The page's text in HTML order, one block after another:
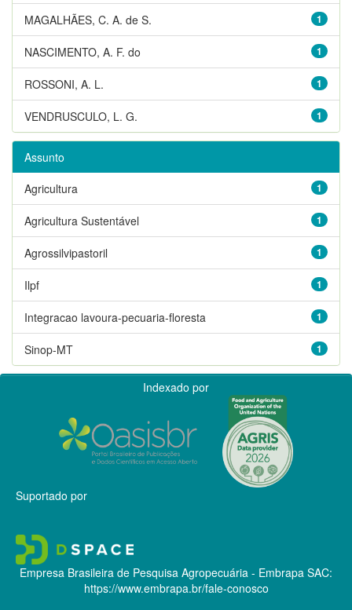
1
MAGALHÃES, C. A. de S.
1
NASCIMENTO, A. F. do
1
ROSSONI, A. L.
1
VENDRUSCULO, L. G.
Assunto
1
Agricultura
1
Agricultura Sustentável
1
Agrossilvipastoril
1
Ilpf
1
Integracao lavoura-pecuaria-floresta
1
Sinop-MT
Indexado por
Suportado por
Empresa Brasileira de Pesquisa Agropecuária - Embrapa SAC:
https://www.embrapa.br/fale-conosco